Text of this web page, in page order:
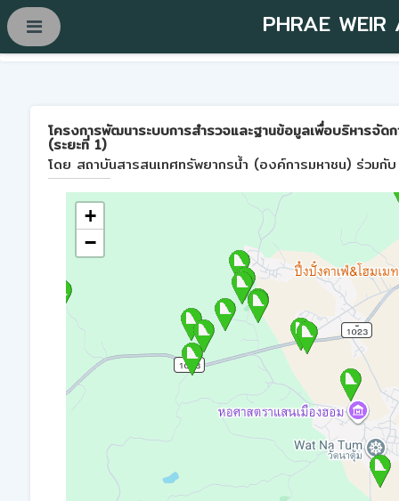
PHRAE WEIR
โครงการพัฒนาระบบการสำรวจและฐานข้อมูลเพื่อบริหารจั
(ระยะที่ 1)
โดย สถาบันสารสนเทศทรัพยากรน้ำ (องค์การมหาชน) ร่วมกั
+
−